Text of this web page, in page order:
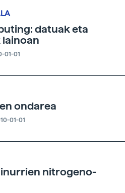
datuak eta
01-01
ondarea
01-01
nitrogeno-